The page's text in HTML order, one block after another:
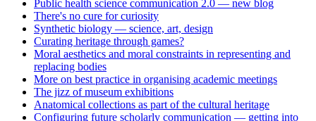
Public health science communication 2.0 — new blog
There's no cure for curiosity
Synthetic biology — science, art, design
Curating heritage through games?
Moral aesthetics and moral constraints in representing and
replacing bodies
More on best practice in organising academic meetings
The jizz of museum exhibitions
Anatomical collections as part of the cultural heritage
Configuring future scholarly communication — getting into